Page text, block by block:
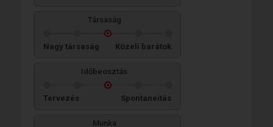
Társaság
Nagy társaság Közeli barátok
Időbeosztás
Tervezés Spontaneitás
Munka